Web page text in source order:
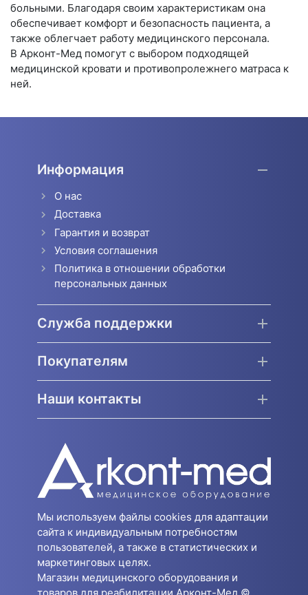
больными. Благодаря своим характеристикам она
обеспечивает комфорт и безопасность пациента, а
также облегчает работу медицинского персонала.
В Арконт-Мед помогут с выбором подходящей
медицинской кровати и противопролежнего матраса к
ней.
Информация
О нас
Доставка
Гарантия и возврат
Условия соглашения
Политика в отношении обработки
персональных данных
Служба поддержки
Покупателям
Наши контакты
Мы используем файлы cookies для адаптации
сайта к индивидуальным потребностям
пользователей, а также в статистических и
маркетинговых целях.
Магазин медицинского оборудования и